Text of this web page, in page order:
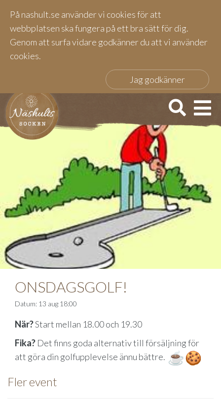
På nashult.se använder vi cookies för att
webbplatsen ska fungera på ett bra sätt för dig.
Genom att surfa vidare godkänner du att vi använder
cookies.
Jag godkänner
Fler event
ONSDAGSGOLF!
Datum: 13 aug 18:00
När?Start mellan 18.00 och 19.30
Fika? Det finns goda alternativ till försäljning för
att göra din golfupplevelse ännu bättre.